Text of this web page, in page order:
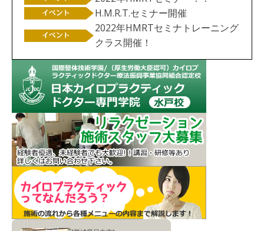
H.M.R.T.セミナー開催
2022年HMRTセミナトレーニング
クラス開催！